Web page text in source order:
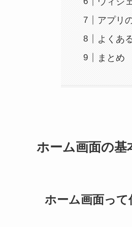
アプリ
よくあ
まとめ
ホーム画面の基
ホーム画面って